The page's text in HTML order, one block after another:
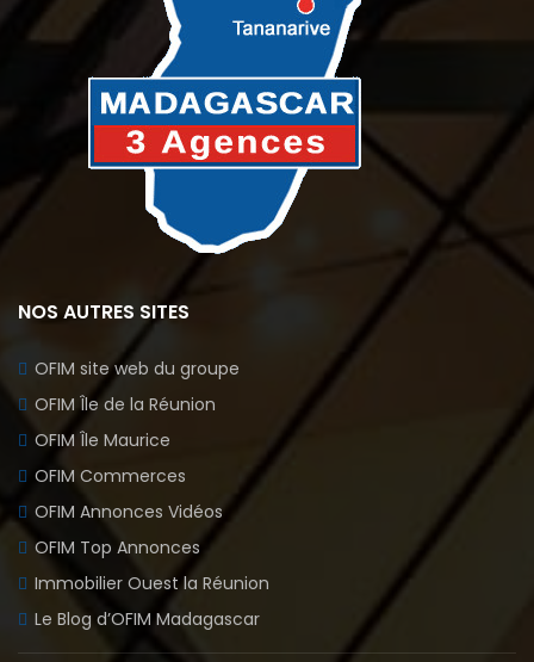
NOS AUTRES SITES
OFIM site web du groupe
OFIM Île de la Réunion
OFIM Île Maurice
OFIM Commerces
OFIM Annonces Vidéos
OFIM Top Annonces
Immobilier Ouest la Réunion
Le Blog d’OFIM Madagascar